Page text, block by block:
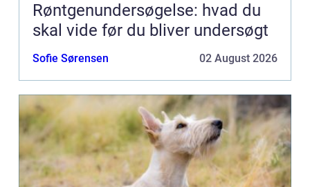
Røntgenundersøgelse: hvad du
skal vide før du bliver undersøgt
Sofie Sørensen 02 August 2026